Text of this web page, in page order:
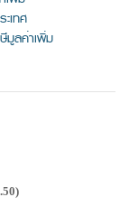
เทศ
มูลค่าเพิ่ม